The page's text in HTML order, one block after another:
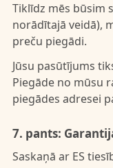
Tiklīdz mēs būsim
norādītajā veidā),
preču piegādi.
Jūsu pasūtījums
Piegāde no mūsu
piegādes adresei
7. pants:
Saskaņā ar ES